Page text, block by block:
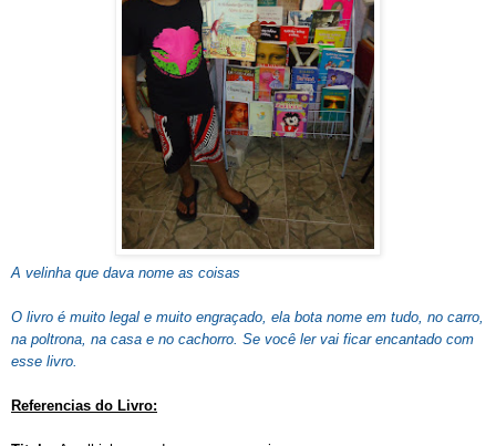
A velinha que dava nome as coisas
O livro é muito legal e muito engraçado, ela bota nome em tudo, no carro,
na poltrona, na casa e no cachorro. Se você ler vai ficar encantado com
esse livro.
Referencias do Livro: